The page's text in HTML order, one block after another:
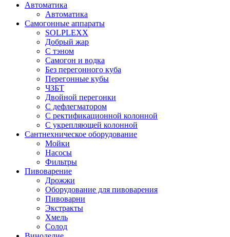
Автоматика
Автоматика
Самогонные аппараты
SOLPLEXX
Добрый жар
С тэном
Самогон и водка
Без перегонного куба
Перегонные кубы
ЧЗБТ
Двойной перегонки
С дефлегматором
С ректификационной колонной
С укрепляющей колонной
Сантнехническое оборудование
Мойки
Насосы
Фильтры
Пивоварение
Дрожжи
Оборудование для пивоварения
Пивоварни
Экстракты
Хмель
Солод